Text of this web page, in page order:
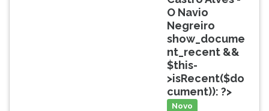
O Navio
Negreiro
show_docume
nt_recent &&
$this-
>isRecent($do
cument)): ?>
Novo